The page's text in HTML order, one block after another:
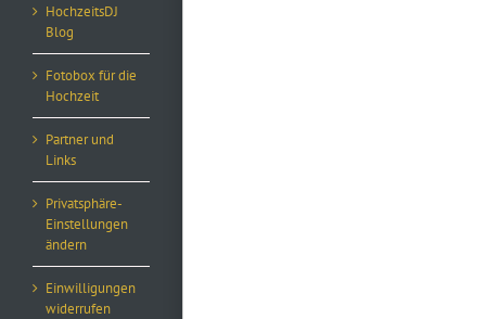
HochzeitsDJ
Blog
Fotobox für die
Hochzeit
Partner und
Links
Privatsphäre-
Einstellungen
ändern
Einwilligungen
widerrufen